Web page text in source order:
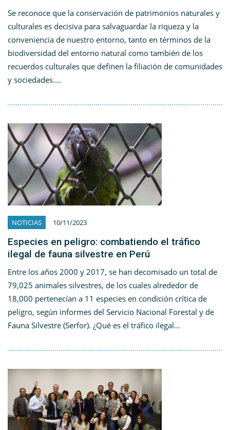
Se reconoce que la conservación de patrimonios naturales y
culturales es decisiva para salvaguardar la riqueza y la
conveniencia de nuestro entorno, tanto en términos de la
biodiversidad del entorno natural como también de los
recuerdos culturales que definen la filiación de comunidades
y sociedades.…
NOTICIAS 10/11/2023
Especies en peligro: combatiendo el tráfico
ilegal de fauna silvestre en Perú
Entre los años 2000 y 2017, se han decomisado un total de
79,025 animales silvestres, de los cuales alrededor de
18,000 pertenecían a 11 especies en condición crítica de
peligro, según informes del Servicio Nacional Forestal y de
Fauna Silvestre (Serfor). ¿Qué es el tráfico ilegal…